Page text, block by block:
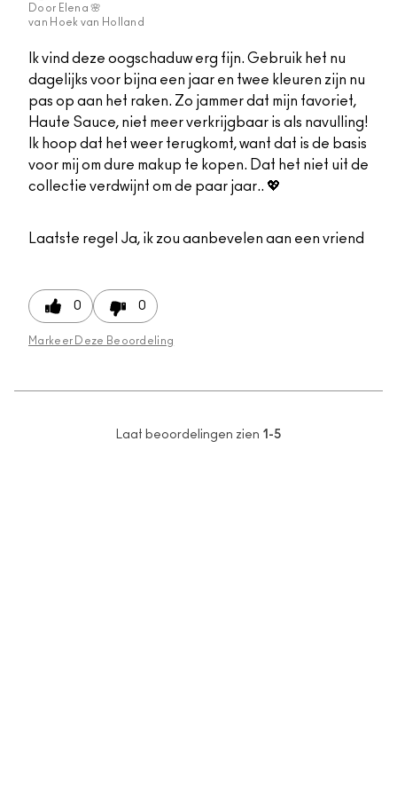
Door Elena 🌸
van Hoek van Holland
Ik vind deze oogschaduw erg fijn. Gebruik het nu
dagelijks voor bijna een jaar en twee kleuren zijn nu
pas op aan het raken. Zo jammer dat mijn favoriet,
Haute Sauce, niet meer verkrijgbaar is als navulling!
Ik hoop dat het weer terugkomt, want dat is de basis
voor mij om dure makup te kopen. Dat het niet uit de
collectie verdwijnt om de paar jaar.. 💖
Laatste regel Ja, ik zou aanbevelen aan een vriend
0 0
Markeer Deze Beoordeling
Laat beoordelingen zien 1-5